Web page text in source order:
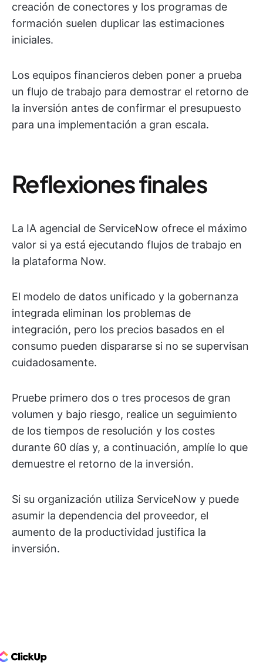
creación de conectores y los programas de
formación suelen duplicar las estimaciones
iniciales.
Los equipos financieros deben poner a prueba
un flujo de trabajo para demostrar el retorno de
la inversión antes de confirmar el presupuesto
para una implementación a gran escala.
Reflexiones finales
La IA agencial de ServiceNow ofrece el máximo
valor si ya está ejecutando flujos de trabajo en
la plataforma Now.
El modelo de datos unificado y la gobernanza
integrada eliminan los problemas de
integración, pero los precios basados en el
consumo pueden dispararse si no se supervisan
cuidadosamente.
Pruebe primero dos o tres procesos de gran
volumen y bajo riesgo, realice un seguimiento
de los tiempos de resolución y los costes
durante 60 días y, a continuación, amplíe lo que
demuestre el retorno de la inversión.
Si su organización utiliza ServiceNow y puede
asumir la dependencia del proveedor, el
aumento de la productividad justifica la
inversión.
Logo